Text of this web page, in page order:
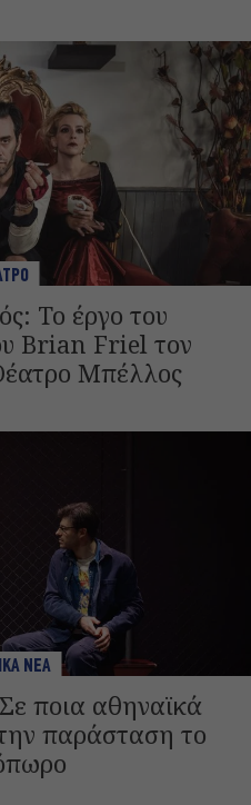
Το έργο του
Brian Friel τον
Μπέλλος
ΝΕΑ
ποια αθηναϊκά
παράσταση το